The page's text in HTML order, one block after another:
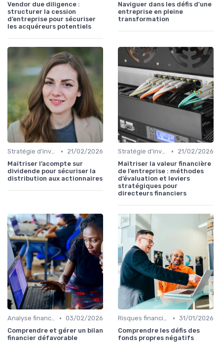
Vendor due diligence :
structurer la cession
d’entreprise pour sécuriser
les acquéreurs potentiels
Naviguer dans les défis d'une
entreprise en pleine
transformation
Stratégie d'investissement •
21/02/2026
Maîtriser l’acompte sur
dividende pour sécuriser la
distribution aux actionnaires
Stratégie d'investissement •
21/02/2026
Maîtriser la valeur financière
de l’entreprise : méthodes
d’évaluation et leviers
stratégiques pour
directeurs financiers
Analyse financière • 03/02/2026
Comprendre et gérer un bilan
financier défavorable
Risques financiers • 31/01/2026
Comprendre les défis des
fonds propres négatifs